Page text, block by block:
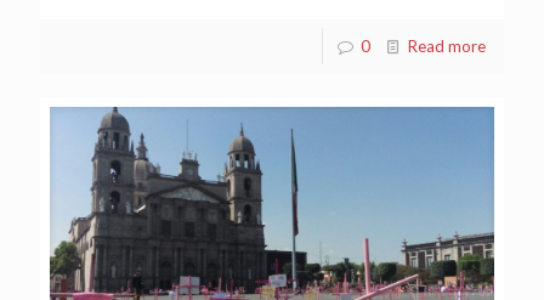
0 Read more